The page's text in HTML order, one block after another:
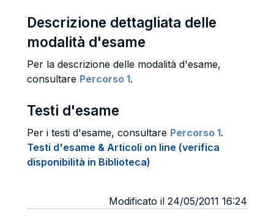
Descrizione dettagliata delle
modalità d'esame
Per la descrizione delle modalità d'esame,
consultare Percorso 1.
Testi d'esame
Per i testi d'esame, consultare Percorso 1.
Testi d'esame & Articoli on line (verifica
disponibilità in Biblioteca)
Modificato il 24/05/2011 16:24